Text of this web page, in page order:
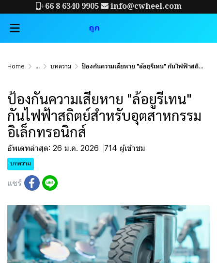
+66 8 6340 9905 info@cwheel.com
Home ... บทความ ป้องกันความเสียหาย "ล้อยูรีเทน" กันไฟฟ้าสถิตย์สำหรับอุตสาหกรรมอิเล็กทรอนิกส์
ป้องกันความเสียหาย "ล้อยูรีเทน"
กันไฟฟ้าสถิตย์สำหรับอุตสาหกรรม
อิเล็กทรอนิกส์
อัพเดทล่าสุด: 26 ม.ค. 2026 714 ผู้เข้าชม
บทความ
แชร์